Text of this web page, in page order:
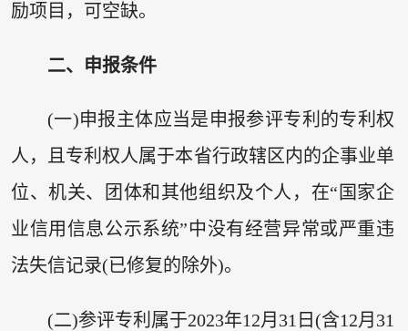
励项目，可空缺。
二、申报条件
(一)申报主体应当是申报参评专利的专利权
人，且专利权人属于本省行政辖区内的企事业单
位、机关、团体和其他组织及个人，在“国家企
业信用信息公示系统”中没有经营异常或严重违
法失信记录(已修复的除外)。
(二)参评专利属于2023年12月31日(含12月31